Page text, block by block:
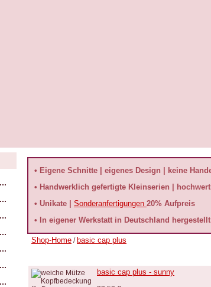
• Eigene Schnitte | eigenes Design | keine
• Handwerklich gefertigte Kleinserien |
• Unikate | Sonderanfertigungen 20% Aufpreis
• In eigener Werkstatt in Deutschland hergestellt
Shop-Home / basic cap plus
basic cap plus - sunny